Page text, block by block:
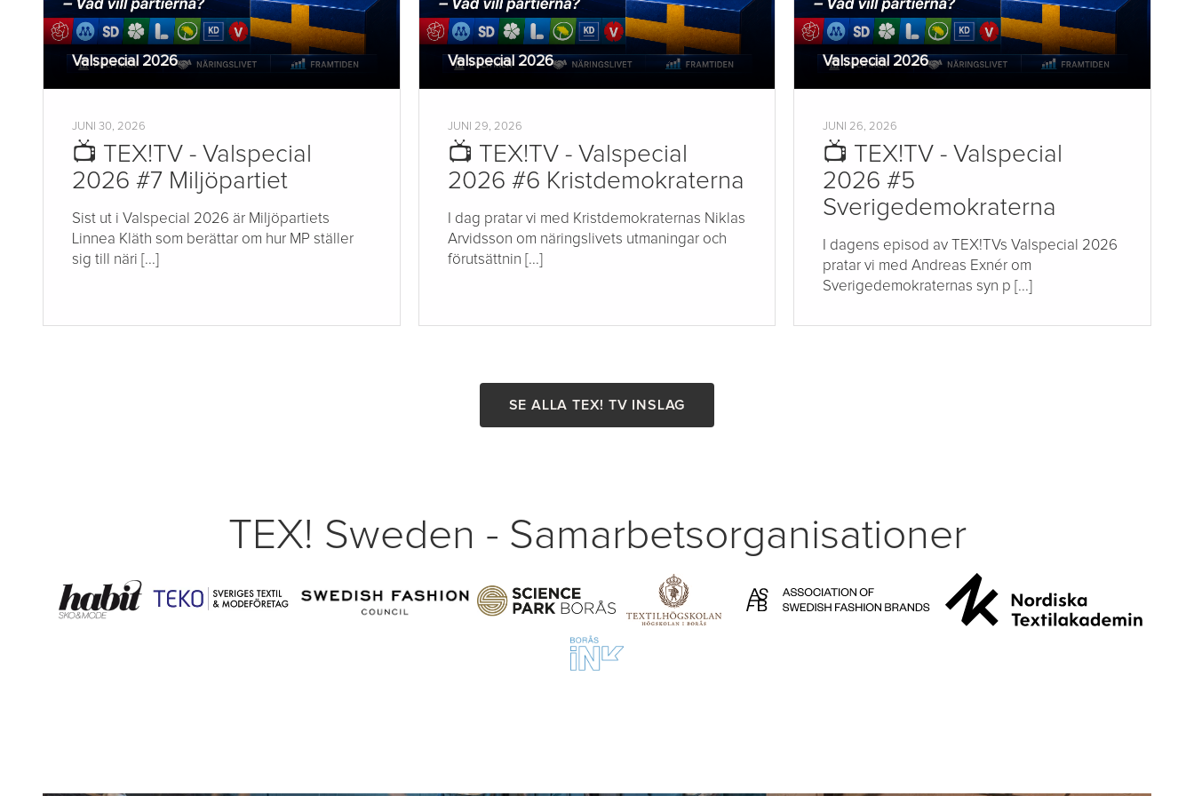
Valspecial 2026
JUNI 30, 2026
📺 TEX!TV - Valspecial
2026 #7 Miljöpartiet
Sist ut i Valspecial 2026 är Miljöpartiets
Linnea Kläth som berättar om hur MP ställer
sig till näri [...]
Valspecial 2026
JUNI 29, 2026
📺 TEX!TV - Valspecial
2026 #6 Kristdemokraterna
I dag pratar vi med Kristdemokraternas Niklas
Arvidsson om näringslivets utmaningar och
förutsättnin [...]
Valspecial 2026
JUNI 26, 2026
📺 TEX!TV - Valspecial
2026 #5
Sverigedemokraterna
I dagens episod av TEX!TVs Valspecial 2026
pratar vi med Andreas Exnér om
Sverigedemokraternas syn p [...]
SE ALLA TEX! TV INSLAG
TEX! Sweden - Samarbetsorganisationer